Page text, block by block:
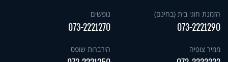
הזמנת חוגי בית (בחינם)
073-2221290
נופשים
073-2221270
ממיר צופיה הידברות שופס